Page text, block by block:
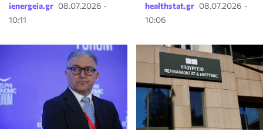
ienergeia.gr 08.07.2026 -
10:11
healthstat.gr 08.07.2026 -
10:06